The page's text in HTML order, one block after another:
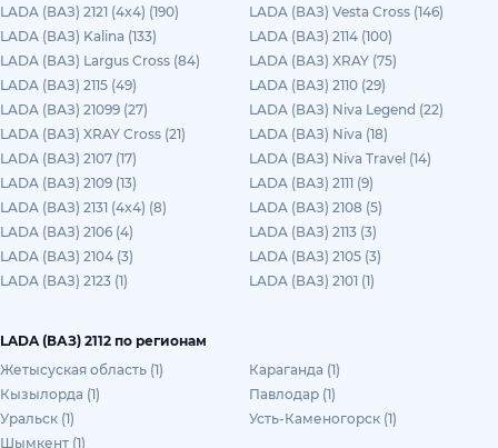
LADA (ВАЗ) 2121 (4x4) (190)
LADA (ВАЗ) Vesta Cross (146)
LADA (ВАЗ) Kalina (133)
LADA (ВАЗ) 2114 (100)
LADA (ВАЗ) Largus Cross (84)
LADA (ВАЗ) XRAY (75)
LADA (ВАЗ) 2115 (49)
LADA (ВАЗ) 2110 (29)
LADA (ВАЗ) 21099 (27)
LADA (ВАЗ) Niva Legend (22)
LADA (ВАЗ) XRAY Cross (21)
LADA (ВАЗ) Niva (18)
LADA (ВАЗ) 2107 (17)
LADA (ВАЗ) Niva Travel (14)
LADA (ВАЗ) 2109 (13)
LADA (ВАЗ) 2111 (9)
LADA (ВАЗ) 2131 (4x4) (8)
LADA (ВАЗ) 2108 (5)
LADA (ВАЗ) 2106 (4)
LADA (ВАЗ) 2113 (3)
LADA (ВАЗ) 2104 (3)
LADA (ВАЗ) 2105 (3)
LADA (ВАЗ) 2123 (1)
LADA (ВАЗ) 2101 (1)
LADA (ВАЗ) 2112 по регионам
Жетысуская область (1)
Караганда (1)
Кызылорда (1)
Павлодар (1)
Уральск (1)
Усть-Каменогорск (1)
Шымкент (1)